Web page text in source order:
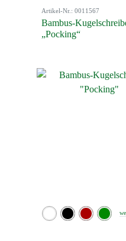
Artikel-Nr.: 0011567
Bambus-
„Pocking“